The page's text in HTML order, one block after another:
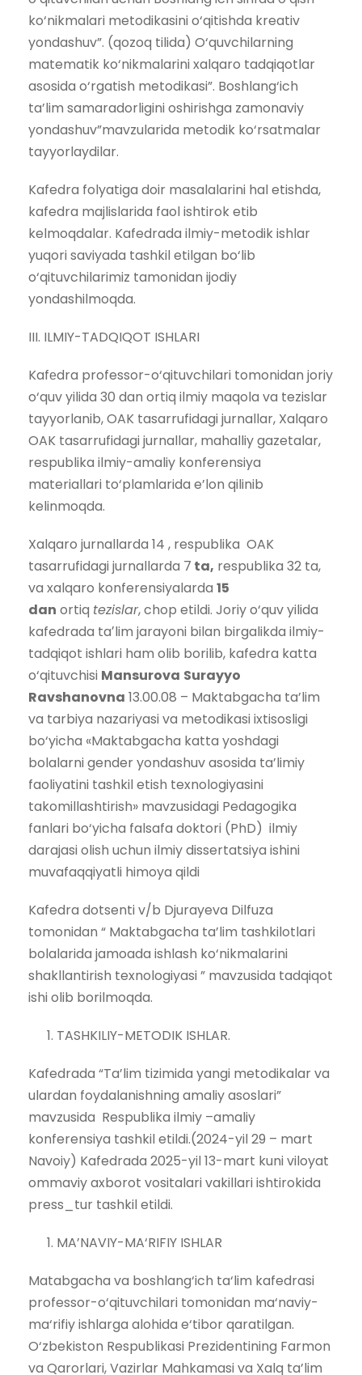
ko‘nikmalari metodikasini o‘qitishda kreativ
yondashuv”. (qozoq tilida) O‘quvchilarning
matematik ko‘nikmalarini xalqaro tadqiqotlar
asosida o‘rgatish metodikasi”. Boshlang‘ich
ta’lim samaradorligini oshirishga zamonaviy
yondashuv”mavzularida metodik ko‘rsatmalar
tayyorlaydilar.
Kafedra folyatiga doir masalalarini hal etishda,
kafedra majlislarida faol ishtirok etib
kelmoqdalar. Kafedrada ilmiy-metodik ishlar
yuqori saviyada tashkil etilgan bo‘lib
o‘qituvchilarimiz tamonidan ijodiy
yondashilmoqda.
III. ILMIY-TADQIQOT ISHLARI
Kafеdra professor-o‘qituvchilari tomonidan joriy
o‘quv yilida 30 dan ortiq ilmiy maqola va tezislar
tayyorlanib, OAK tasarrufidagi jurnallar, Xalqaro
OAK tasarrufidagi jurnallar, mahalliy gazetalar,
respublika ilmiy-amaliy konferensiya
materiallari to‘plamlarida e’lon qilinib
kelinmoqda.
Xalqaro jurnallarda 14 , respublika OAK
tasarrufidagi jurnallarda 7 ta, respublika 32 ta,
va xalqaro konferensiyalarda 15
dan ortiq tezislar, chop etildi. Joriy o‘quv yilida
kafedrada taʼlim jarayoni bilan birgalikda ilmiy-
tadqiqot ishlari ham olib borilib, kafedra katta
o‘qituvchisi Mansurova Surayyo
Ravshanovna 13.00.08 – Maktabgacha ta’lim
va tarbiya nazariyasi va metodikasi ixtisosligi
bo‘yicha «Maktabgacha katta yoshdagi
bolalarni gender yondashuv asosida ta’limiy
faoliyatini tashkil etish texnologiyasini
takomillashtirish» mavzusidagi Pedagogika
fanlari bo‘yicha falsafa doktori (PhD) ilmiy
darajasi olish uchun ilmiy dissertatsiya ishini
muvafaqqiyatli himoya qildi
Kafedra dotsenti v/b Djurayeva Dilfuza
tomonidan “ Maktabgacha ta’lim tashkilotlari
bolalarida jamoada ishlash ko‘nikmalarini
shakllantirish texnologiyasi ” mavzusida tadqiqot
ishi olib borilmoqda.
TASHKILIY-METODIK ISHLAR.
Kafedrada “Ta’lim tizimida yangi metodikalar va
ulardan foydalanishning amaliy asoslari”
mavzusida Respublika ilmiy –amaliy
konferensiya tashkil etildi.(2024-yil 29 – mart
Navoiy) Kafedrada 2025-yil 13-mart kuni viloyat
ommaviy axborot vositalari vakillari ishtirokida
press_tur tashkil etildi.
MA’NAVIY-MA‘RIFIY ISHLAR
Matabgacha va boshlang‘ich ta‘lim kafedrasi
professor-o‘qituvchilari tomonidan ma‘naviy-
ma‘rifiy ishlarga alohida e‘tibor qaratilgan.
O‘zbekiston Respublikasi Prezidentining Farmon
va Qarorlari, Vazirlar Mahkamasi va Xalq ta’lim